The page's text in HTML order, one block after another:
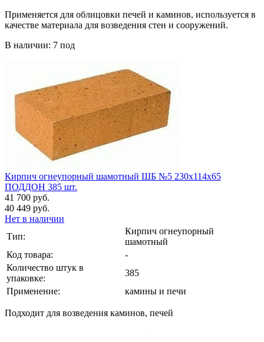
Применяется для облицовки печей и каминов, используется в
качестве материала для возведения стен и сооружений.
В наличии: 7 под
Кирпич огнеупорный шамотный ШБ №5 230х114х65
ПОДДОН 385 шт.
41 700 руб.
40 449 руб.
Нет в наличии
Тип:
Кирпич огнеупорный
шамотный
Код товара:
-
Количество штук в
упаковке:
385
Применение:
камины и печи
Подходит для возведения каминов, печей